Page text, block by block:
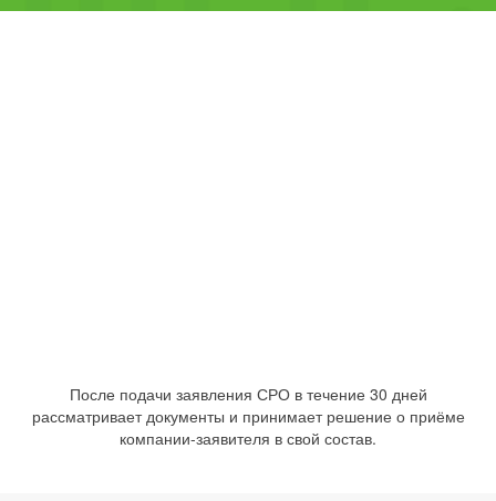
После подачи заявления СРО в течение 30 дней
рассматривает документы и принимает решение о приёме
компании-заявителя в свой состав.